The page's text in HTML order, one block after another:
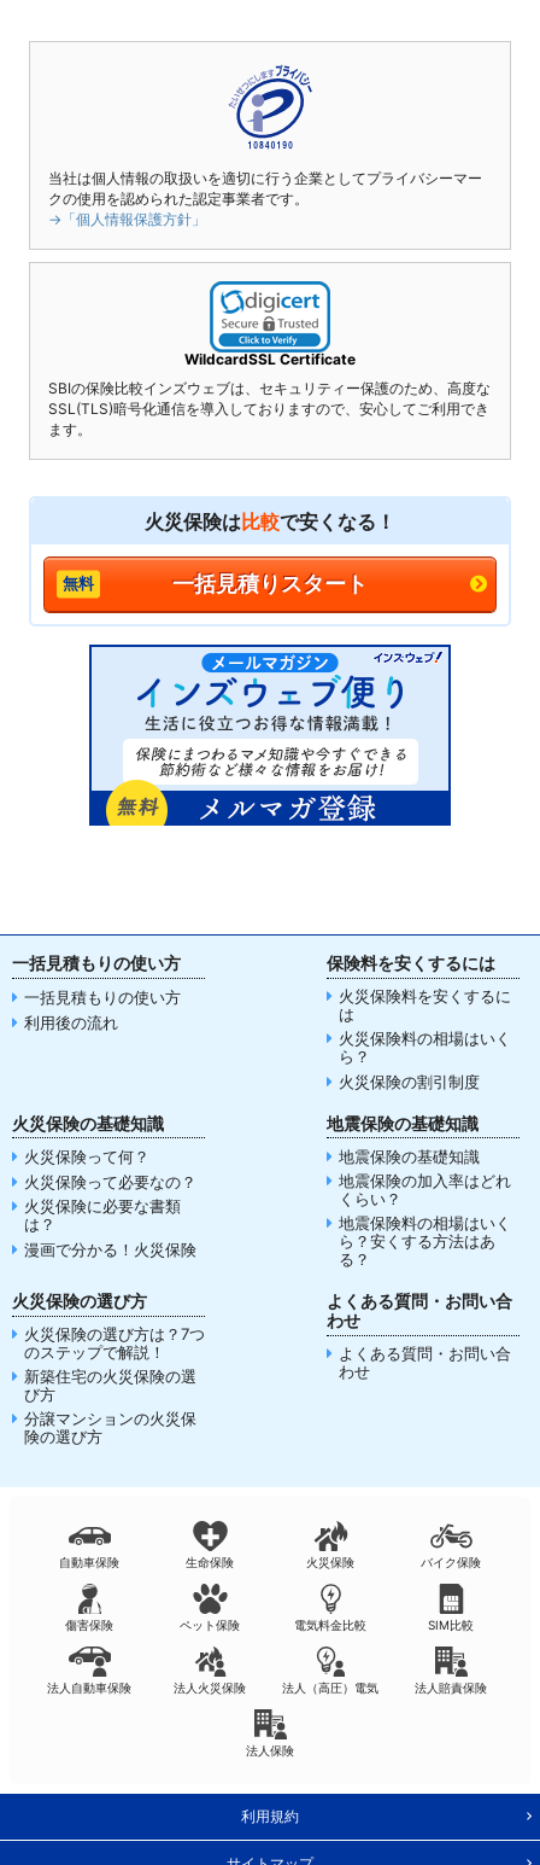
当社は個人情報の取扱いを適切に行う企業としてプライバシーマー
クの使用を認められた認定事業者です。
→「個人情報保護方針」
WildcardSSL Certificate
SBIの保険比較インズウェブは、セキュリティー保護のため、高度な
SSL(TLS)暗号化通信を導入しておりますので、安心してご利用でき
ます。
火災保険は比較で安くなる！
一括見積りスタート
一括見積もりの使い方
一括見積もりの使い方
利用後の流れ
保険料を安くするには
火災保険料を安くするに
は
火災保険料の相場はいく
ら？
火災保険の割引制度
火災保険の基礎知識
火災保険って何？
火災保険って必要なの？
火災保険に必要な書類
は？
漫画で分かる！火災保険
地震保険の基礎知識
地震保険の基礎知識
地震保険の加入率はどれ
くらい？
地震保険料の相場はいく
ら？安くする方法はあ
る？
火災保険の選び方
火災保険の選び方は？7つ
のステップで解説！
新築住宅の火災保険の選
び方
分譲マンションの火災保
険の選び方
よくある質問・お問い合
わせ
よくある質問・お問い合
わせ
自動車保険 生命保険 火災保険 バイク保険
傷害保険 ペット保険 電気料金比較 SIM比較
法人自動車保険 法人火災保険 法人（高圧）電気 法人賠責保険
法人保険
利用規約